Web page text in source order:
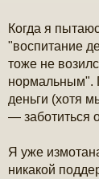
Когда я
"воспитание
тоже не
нормальным".
деньги (хотя
— заботиться
Я уже
никакой